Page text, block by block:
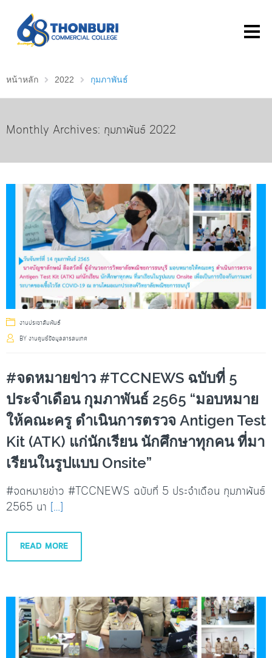
หน้าหลัก 2022 กุมภาพันธ์
Monthly Archives: กุมภาพันธ์ 2022
งานประชาสัมพันธ์
BY งานศูนย์ข้อมูลสารสนเทศ
#จดหมายข่าว #TCCNEWS ฉบับที่ 5
ประจำเดือน กุมภาพันธ์ 2565 “มอบหมาย
ให้คณะครู ดำเนินการตรวจ Antigen Test
Kit (ATK) แก่นักเรียน นักศึกษาทุกคน ที่มา
เรียนในรูปแบบ Onsite”
#จดหมายข่าว #TCCNEWS ฉบับที่ 5 ประจำเดือน กุมภาพันธ์
2565 นา […]
READ MORE